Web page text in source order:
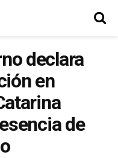
declara
en
de